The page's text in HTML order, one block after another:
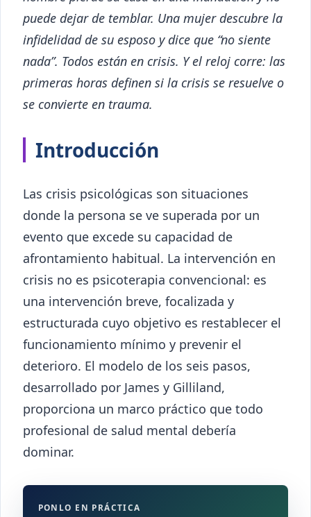
puede dejar de temblar. Una mujer descubre la
infidelidad de su esposo y dice que “no siente
nada”. Todos están en crisis. Y el reloj corre: las
primeras horas definen si la crisis se resuelve o
se convierte en trauma.
Introducción
Las crisis psicológicas son situaciones
donde la persona se ve superada por un
evento que excede su capacidad de
afrontamiento habitual. La intervención en
crisis no es psicoterapia convencional: es
una intervención breve, focalizada y
estructurada cuyo objetivo es restablecer el
funcionamiento mínimo y prevenir el
deterioro. El modelo de los seis pasos,
desarrollado por James y Gilliland,
proporciona un marco práctico que todo
profesional de salud mental debería
dominar.
PONLO EN PRÁCTICA